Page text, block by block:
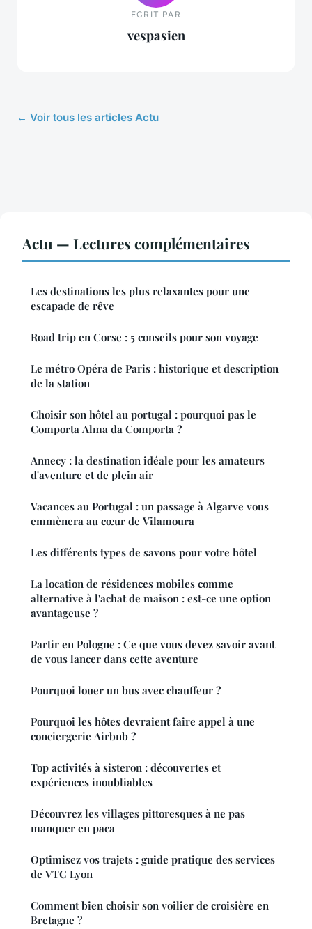
ECRIT PAR
vespasien
← Voir tous les articles Actu
Actu — Lectures complémentaires
Les destinations les plus relaxantes pour une
escapade de rêve
Road trip en Corse : 5 conseils pour son voyage
Le métro Opéra de Paris : historique et description
de la station
Choisir son hôtel au portugal : pourquoi pas le
Comporta Alma da Comporta ?
Annecy : la destination idéale pour les amateurs
d'aventure et de plein air
Vacances au Portugal : un passage à Algarve vous
emmènera au cœur de Vilamoura
Les différents types de savons pour votre hôtel
La location de résidences mobiles comme
alternative à l'achat de maison : est-ce une option
avantageuse ?
Partir en Pologne : Ce que vous devez savoir avant
de vous lancer dans cette aventure
Pourquoi louer un bus avec chauffeur ?
Pourquoi les hôtes devraient faire appel à une
conciergerie Airbnb ?
Top activités à sisteron : découvertes et
expériences inoubliables
Découvrez les villages pittoresques à ne pas
manquer en paca
Optimisez vos trajets : guide pratique des services
de VTC Lyon
Comment bien choisir son voilier de croisière en
Bretagne ?